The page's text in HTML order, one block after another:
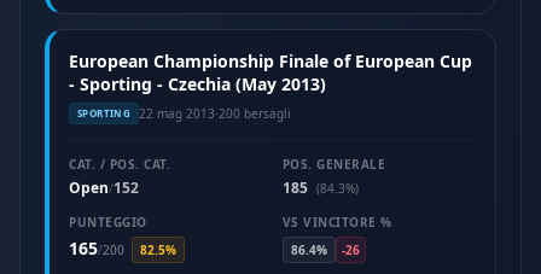
European Championship Finale of European Cup
- Sporting - Czechia (May 2013)
SPORTING 22 mag 2013·200 bersagli
CAT. / POS. CAT.
Open/152
POS. GENERALE
185 (84.3%)
PUNTEGGIO
165/200 82.5%
VS VINCITORE %
86.4%
-26